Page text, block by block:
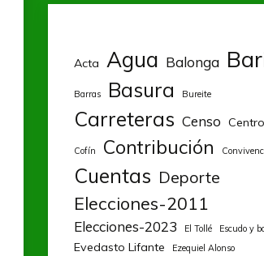
Acta Agua Balonga
Barras Basura Bureite
Carreteras Censo
Cofín Contribución
Cuentas Deporte
Elecciones-2011
Elecciones-2023 El Tollé Escudo y
Evedasto Lifante Ezequiel Alonso